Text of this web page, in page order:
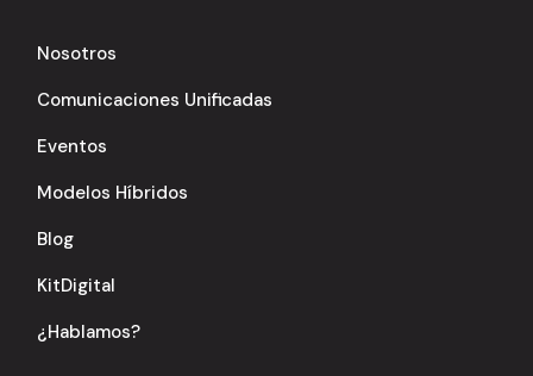
Nosotros
Comunicaciones Unificadas
Eventos
Modelos Híbridos
Blog
KitDigital
¿Hablamos?